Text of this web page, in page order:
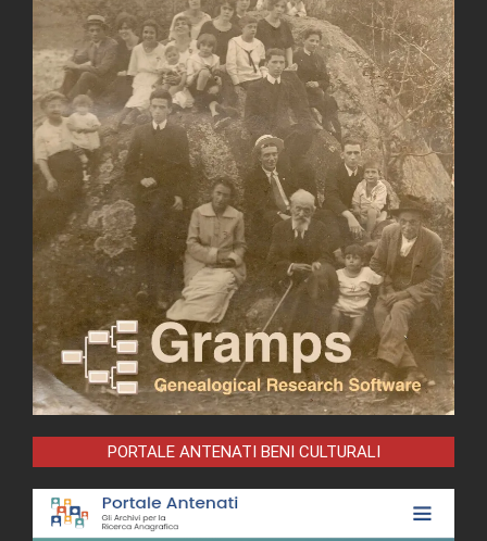
PORTALE ANTENATI BENI CULTURALI